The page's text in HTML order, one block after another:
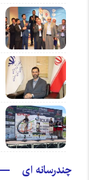
چندرسانه ای